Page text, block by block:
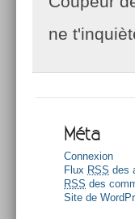
ne
Méta
Connexion
Flux RSS des
RSS des
Site de